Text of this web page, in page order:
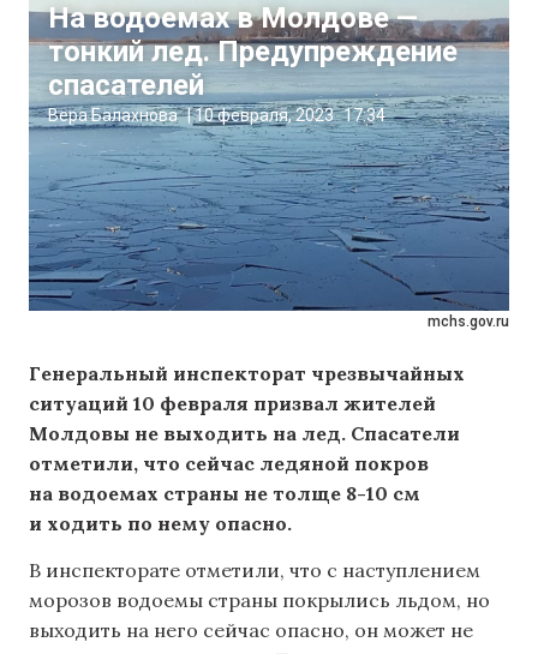
mchs.gov.ru
На водоемах в Молдове —
тонкий лед. Предупреждение
спасателей
Вера Балахнова |10 февраля, 2023 17:34
Генеральный инспекторат чрезвычайных
ситуаций 10 февраля призвал жителей
Молдовы не выходить на лед. Спасатели
отметили, что сейчас ледяной покров
на водоемах страны не толще 8-10 см
и ходить по нему опасно.
В инспекторате отметили, что с наступлением
морозов водоемы страны покрылись льдом, но
выходить на него сейчас опасно, он может не